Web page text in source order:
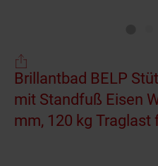
Brillantbad BELP
mit Standfuß Eisen
mm, 120 kg Traglast